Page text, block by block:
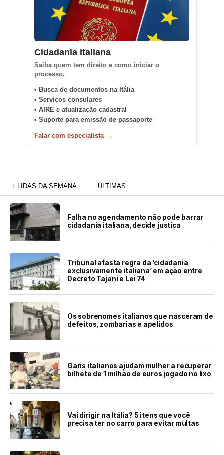
Cidadania italiana
Saiba quem tem direito e como iniciar o
processo.
• Busca de documentos na Itália
• Serviços consulares
• AIRE e atualização cadastral
• Suporte para emissão de passaporte
Falar com especialista →
+ LIDAS DA SEMANA ÚLTIMAS
Falha no agendamento não pode barrar
cidadania italiana, decide justiça
Tribunal afasta regra da ‘cidadania
exclusivamente italiana’ em ação entre
Decreto Tajani e Lei 74
Os sobrenomes italianos que nasceram de
defeitos, zombarias e apelidos
Garis italianos ajudam mulher a recuperar
bilhete de 1 milhão de euros jogado no lixo
Vai dirigir na Itália? 5 itens que você
precisa ter no carro para evitar multas